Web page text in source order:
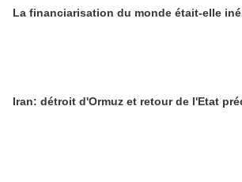
La financiarisation du monde était-elle
Iran: détroit d'Ormuz et retour de l'Etat